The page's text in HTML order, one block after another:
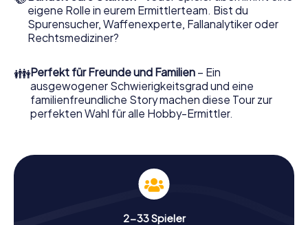
Nun fehlt Ihnen nur noch eine Kleinigkeit, um mit Ihren
Ermittlungen in Blankenberge zu starten: Ihr Ticketcode!
Postfach. Jetzt starten Sie Ihren Online-Browser, geben
Ihren Code ein – und sind startklar!
Worauf warten Sie noch? Blankenberge zählt auf Sie!
eigene Rolle in eurem Ermittlerteam. Bist du
Spurensucher, Waffenexperte, Fallanalytiker oder
Rechtsmediziner?
👪Perfekt für Freunde und Familien – Ein
ausgewogener Schwierigkeitsgrad und eine
familienfreundliche Story machen diese Tour zur
perfekten Wahl für alle Hobby-Ermittler.
2-33 Spieler